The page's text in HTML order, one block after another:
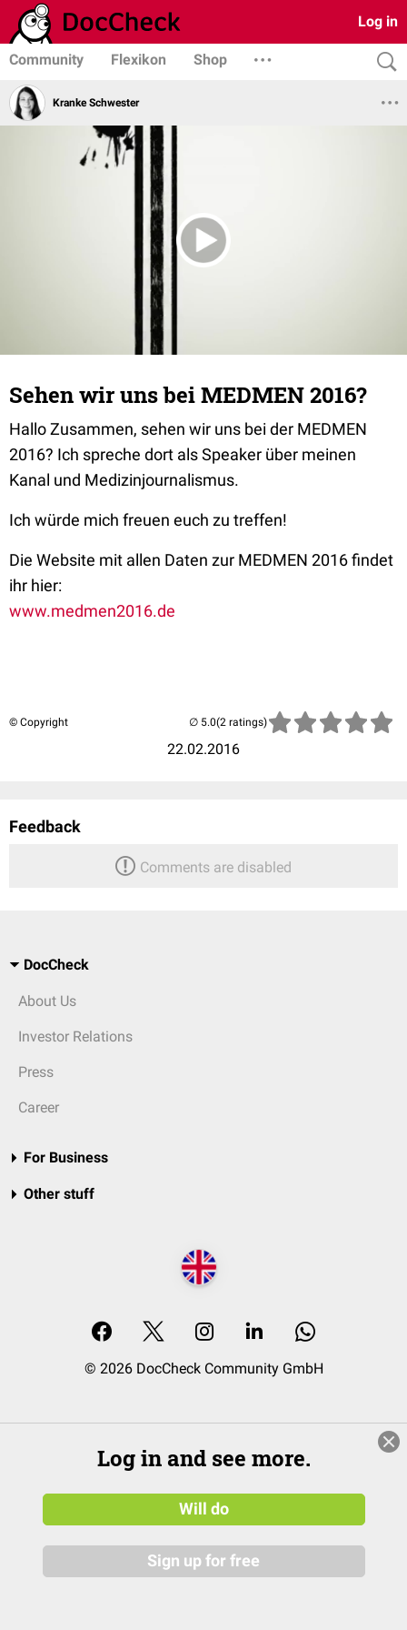
Log in
Community Flexikon Shop
Kranke Schwester
Sehen wir uns bei MEDMEN 2016?
Hallo Zusammen, sehen wir uns bei der MEDMEN
2016? Ich spreche dort als Speaker über meinen
Kanal und Medizinjournalismus.
Ich würde mich freuen euch zu treffen!
Die Website mit allen Daten zur MEDMEN 2016 findet
ihr hier:
www.medmen2016.de
© Copyright
22.02.2016
(2 ratings)
Feedback
Comments are disabled
DocCheck
About Us
Investor Relations
Press
Career
For Business
Other stuff
© 2026 DocCheck Community GmbH
Log in and see more.
Will do
Sign up for free